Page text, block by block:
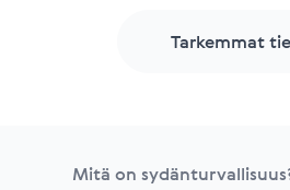
Tarkemmat
Mitä on